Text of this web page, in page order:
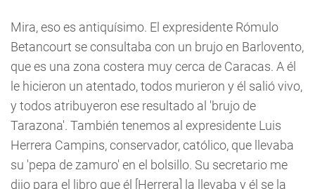
Mira, eso es antiquísimo. El expresidente Rómulo
Betancourt se consultaba con un brujo en Barlovento,
que es una zona costera muy cerca de Caracas. A él
le hicieron un atentado, todos murieron y él salió vivo,
y todos atribuyeron ese resultado al 'brujo de
Tarazona'. También tenemos al expresidente Luis
Herrera Campins, conservador, católico, que llevaba
su 'pepa de zamuro' en el bolsillo. Su secretario me
dijo para el libro que él [Herrera] la llevaba y él se la